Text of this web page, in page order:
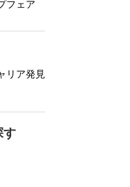
フェア
リア発見
す